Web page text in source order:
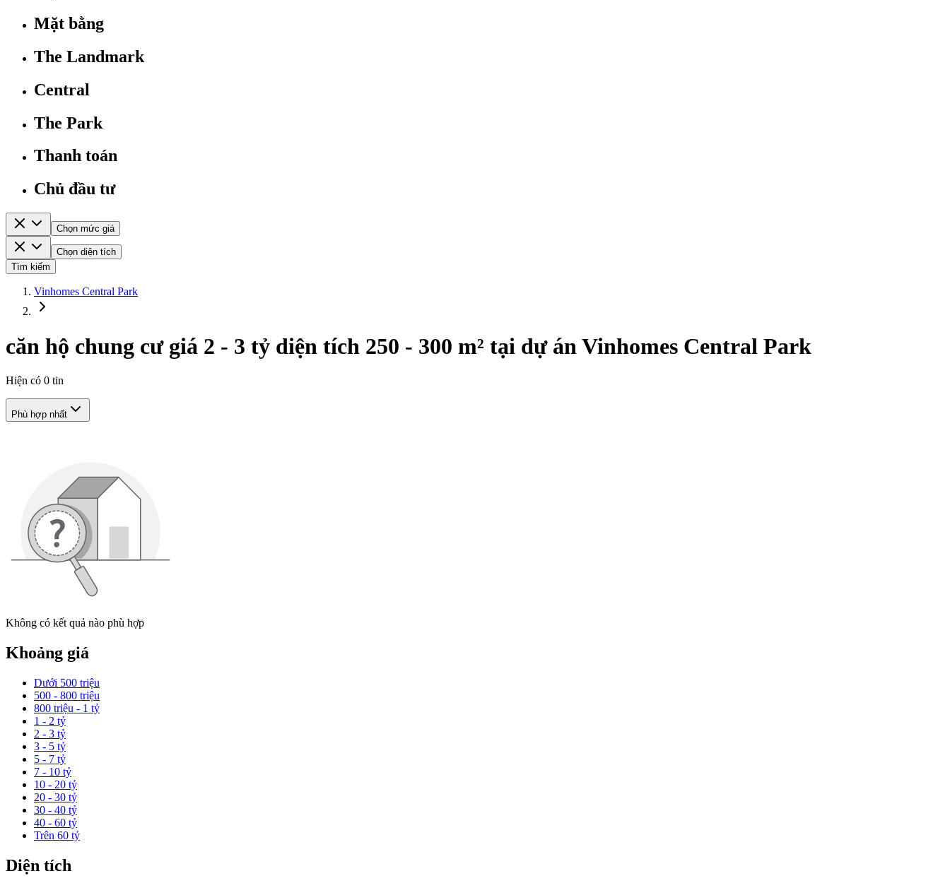
Mặt bằng
The Landmark
Central
The Park
Thanh toán
Chủ đầu tư
Chọn mức giá
Chọn diện tích
Tìm kiếm
Vinhomes Central Park
căn hộ chung cư giá 2 - 3 tỷ diện tích 250 - 300 m² tại dự án Vinhomes Central Park
Hiện có 0 tin
Phù hợp nhất
Không có kết quả nào phù hợp
Khoảng giá
Dưới 500 triệu
500 - 800 triệu
800 triệu - 1 tỷ
1 - 2 tỷ
2 - 3 tỷ
3 - 5 tỷ
5 - 7 tỷ
7 - 10 tỷ
10 - 20 tỷ
20 - 30 tỷ
30 - 40 tỷ
40 - 60 tỷ
Trên 60 tỷ
Diện tích